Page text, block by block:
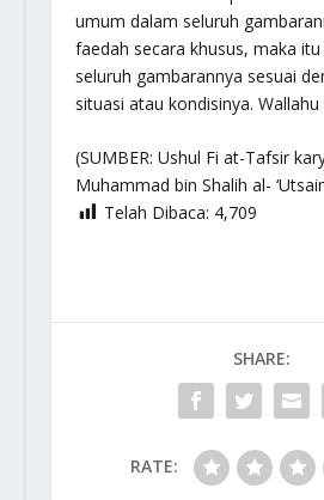
umum dalam seluruh
faedah secara khusus, maka
seluruh gambarannya sesuai
situasi atau kondisinya. Wallahu
(SUMBER: Ushul Fi at-Tafsir
Muhammad bin Shalih al-
Telah Dibaca: 4,709
SHARE:
RATE: